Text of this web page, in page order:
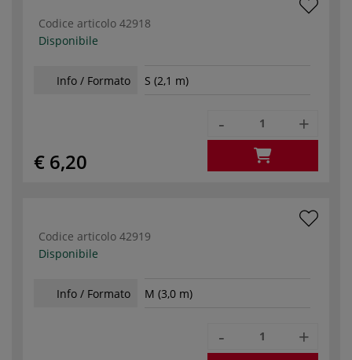
Codice articolo 42918
Disponibile
Info / Formato S (2,1 m)
€ 6,20
- +
Codice articolo 42919
Disponibile
Info / Formato M (3,0 m)
- +